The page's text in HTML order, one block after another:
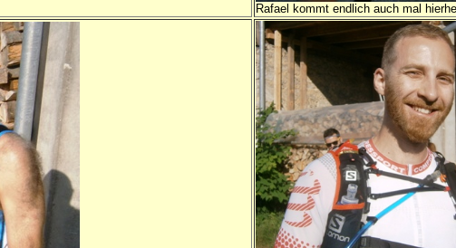
Rafael kommt endlich auch mal